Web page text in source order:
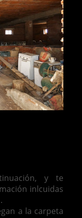
y te
inlcuidas
a la carpeta